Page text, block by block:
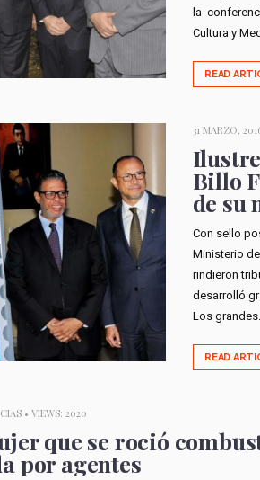
la
Cultura y
READ
31 MARZO,
Billo
de su
Con sello
Ministerio
rindieron
desarrolló
Los
READ
• VIEWS: 2020
que se roció
por agentes